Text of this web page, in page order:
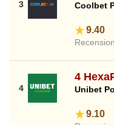
Coolbet
9.40
Recension
4
Unibet
9.10